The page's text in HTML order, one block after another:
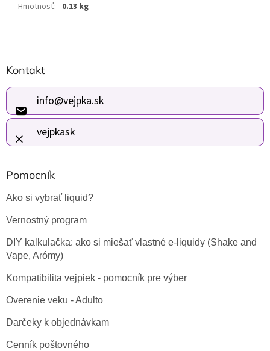
Hmotnosť: 0.13 kg
á
p
t
i
e
Kontakt
info@vejpka.sk
vejpkask
Pomocník
Ako si vybrať liquid?
Vernostný program
DIY kalkulačka: ako si miešať vlastné e-liquidy (Shake and
Vape, Arómy)
Kompatibilita vejpiek - pomocník pre výber
Overenie veku - Adulto
Darčeky k objednávkam
Cenník poštovného